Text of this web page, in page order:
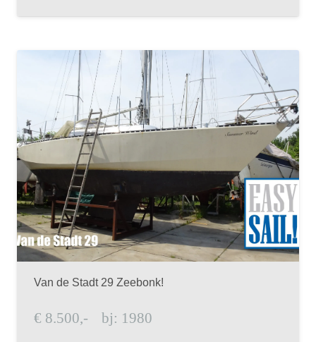
Van de Stadt 29 Zeebonk!
€ 8.500,- bj: 1980